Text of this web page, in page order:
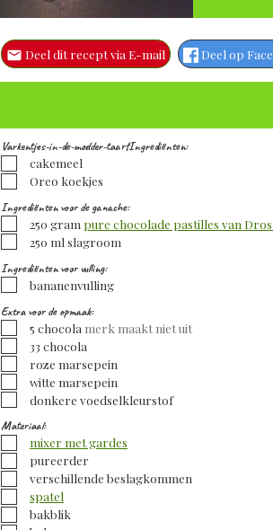
Deel dit recept via E-mail Deel op
Varkentjes-in-de-modder-taartIngrediënten:
▢
cakemeel
▢
Oreo koekjes
Ingrediënten voor de ganache:
▢
250 gram pure chocolade pastilles van
▢
250 ml slagroom
Ingrediënten voor vulling:
▢
bananenvulling
Extra voor de opmaak:
▢
5 chocola merk maakt niet uit
▢
33 chocola
▢
roze marsepein
▢
witte marsepein
▢
donkere voedselkleurstof
Materiaal:
▢
mixer met gardes
▢
pureerder
▢
verschillende beslagkommen
▢
spatel
▢
bakblik